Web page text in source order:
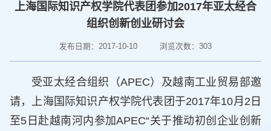
上海国际知识产权学院代表团参加2017年亚太经合
组织创新创业研讨会
发布日期：2017-10-10 浏览次数：303
受亚太经合组织（APEC）及越南工业贸易部邀
请，上海国际知识产权学院代表团于2017年10月2日
至5日赴越南河内参加APEC“关于推动初创企业创新